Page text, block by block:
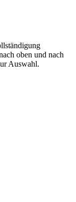
oben und nach
Auswahl.